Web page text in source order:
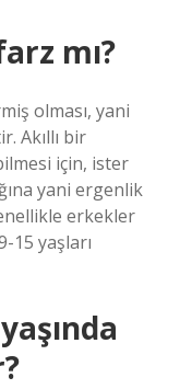
mı?
olması, yani
Akıllı bir
için, ister
yani ergenlik
erkekler
15 yaşları